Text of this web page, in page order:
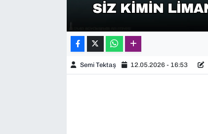
Semi Tektaş 12.05.2026 - 16:53